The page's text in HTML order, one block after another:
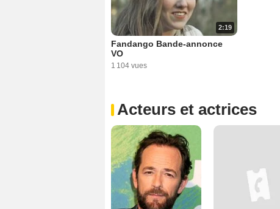
2:19
Fandango Bande-annonce
VO
1 104 vues
Acteurs et actrices